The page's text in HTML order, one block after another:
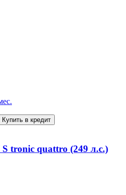
Купить в кредит
tronic quattro (249 л.с.)